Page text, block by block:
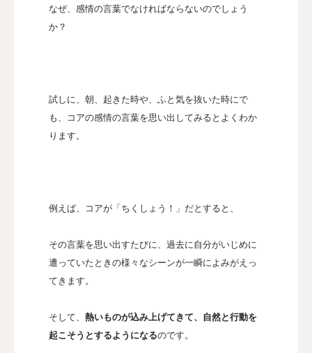
なぜ、感情の言葉でなければならないのでしょう
か？
試しに、朝、起きた時や、ふと気を抜いた時にで
も、コアの感情の言葉を思い出してみるとよくわか
ります。
例えば、コアが「ちくしょう！」だとすると、
その言葉を思い出すたびに、過去に自分がいじめに
遭っていたときの様々なシーンが一瞬によみがえっ
てきます。
そして、 熱いものが込み上げてきて、自然と行動を
起こそうとするようになるのです。